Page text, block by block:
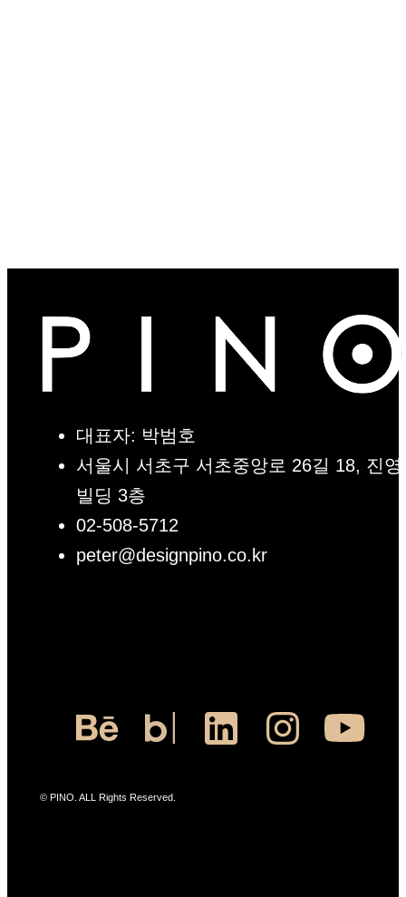
대표자: 박범호
서울시 서초구 서초중앙로 26길 18, 진영
빌딩 3층
02-508-5712
peter@designpino.co.kr
© PINO. ALL Rights Reserved.